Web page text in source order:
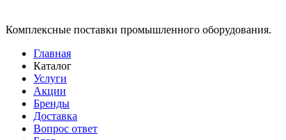
Комплексные поставки промышленного оборудования.
Главная
Каталог
Услуги
Акции
Бренды
Доставка
Вопрос ответ